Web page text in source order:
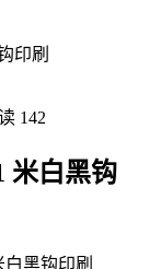
142
米白黑钩